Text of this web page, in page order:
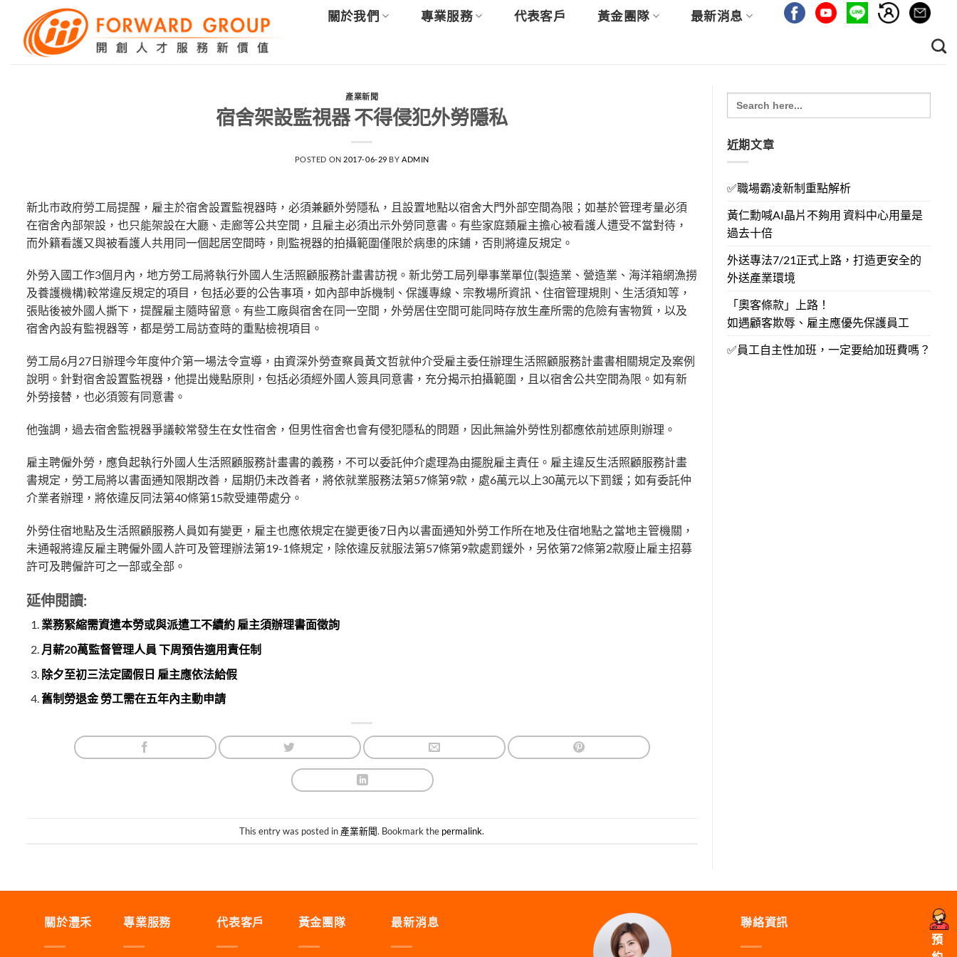
content
關於我們 專業服務 代表客戶 黃金團隊 最新消息
產業新聞
宿舍架設監視器 不得侵犯外勞隱私
POSTED ON 2017-06-29 BY ADMIN
新北市政府勞工局提醒，雇主於宿舍設置監視器時，必須兼顧外勞隱私，且設置地點以宿舍大門外部空間為限；如基於管理考量必須
在宿舍內部架設，也只能架設在大廳、走廊等公共空間，且雇主必須出示外勞同意書。有些家庭類雇主擔心被看護人遭受不當對待，
而外籍看護又與被看護人共用同一個起居空間時，則監視器的拍攝範圍僅限於病患的床鋪，否則將違反規定。
外勞入國工作3個月內，地方勞工局將執行外國人生活照顧服務計畫書訪視。新北勞工局列舉事業單位(製造業、營造業、海洋箱網漁撈
及養護機構)較常違反規定的項目，包括必要的公告事項，如內部申訴機制、保護專線、宗教場所資訊、住宿管理規則、生活須知等，
張貼後被外國人撕下，提醒雇主隨時留意。有些工廠與宿舍在同一空間，外勞居住空間可能同時存放生產所需的危險有害物質，以及
宿舍內設有監視器等，都是勞工局訪查時的重點檢視項目。
勞工局6月27日辦理今年度仲介第一場法令宣導，由資深外勞查察員黃文哲就仲介受雇主委任辦理生活照顧服務計畫書相關規定及案例
說明。針對宿舍設置監視器，他提出幾點原則，包括必須經外國人簽具同意書，充分揭示拍攝範圍，且以宿舍公共空間為限。如有新
外勞接替，也必須簽有同意書。
他強調，過去宿舍監視器爭議較常發生在女性宿舍，但男性宿舍也會有侵犯隱私的問題，因此無論外勞性別都應依前述原則辦理。
雇主聘僱外勞，應負起執行外國人生活照顧服務計畫書的義務，不可以委託仲介處理為由擺脫雇主責任。雇主違反生活照顧服務計畫
書規定，勞工局將以書面通知限期改善，屆期仍未改善者，將依就業服務法第57條第9款，處6萬元以上30萬元以下罰鍰；如有委託仲
介業者辦理，將依違反同法第40條第15款受連帶處分。
外勞住宿地點及生活照顧服務人員如有變更，雇主也應依規定在變更後7日內以書面通知外勞工作所在地及住宿地點之當地主管機關，
未通報將違反雇主聘僱外國人許可及管理辦法第19-1條規定，除依違反就服法第57條第9款處罰鍰外，另依第72條第2款廢止雇主招募
許可及聘僱許可之一部或全部。
延伸閱讀:
業務緊縮需資遣本勞或與派遣工不續約 雇主須辦理書面徵詢
月薪20萬監督管理人員 下周預告適用責任制
除夕至初三法定國假日 雇主應依法給假
舊制勞退金 勞工需在五年內主動申請
This entry was posted in 產業新聞. Bookmark the permalink.
Search
for:
近期文章
✅職場霸凌新制重點解析
黃仁勳喊AI晶片不夠用 資料中心用量是
過去十倍
外送專法7/21正式上路，打造更安全的
外送產業環境
「奧客條款」上路！
如遇顧客欺辱、雇主應優先保護員工
✅員工自主性加班，一定要給加班費嗎？
關於灃禾 專業服務 代表客戶 黃金團隊 最新消息
聯絡資訊
預